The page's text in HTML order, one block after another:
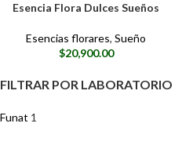
FILTRAR POR LABORATORIO
Funat 1
Esencia Flora Dulces Sueños
Esencias florares, Sueño
$20,900.00